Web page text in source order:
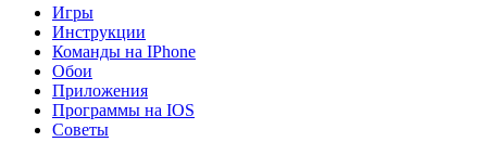
Игры
Инструкции
Команды на IPhone
Обои
Приложения
Программы на IOS
Советы